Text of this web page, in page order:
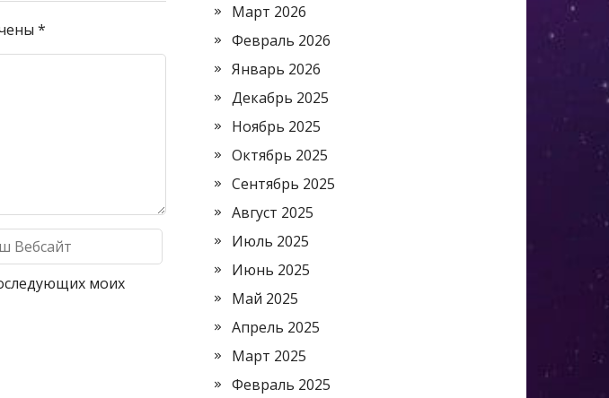
*
моих
Март 2026
Февраль 2026
Январь 2026
Декабрь 2025
Ноябрь 2025
Октябрь 2025
Сентябрь 2025
Август 2025
Июль 2025
Июнь 2025
Май 2025
Апрель 2025
Март 2025
Февраль 2025